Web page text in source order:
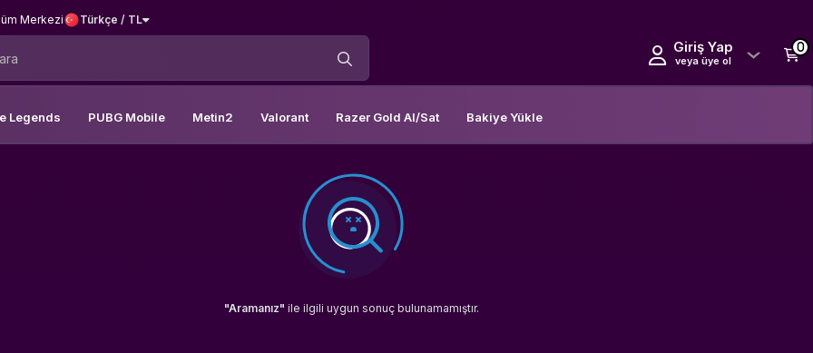
Merkezi Türkçe / TL
Giriş Yap
veya üye ol
0
Legends PUBG Mobile Metin2 Valorant Razer Gold Al/Sat Bakiye Yükle
"Aramanız" ile ilgili uygun sonuç bulunamamıştır.